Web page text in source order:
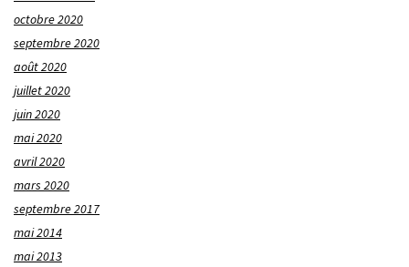
octobre 2020
septembre 2020
août 2020
juillet 2020
juin 2020
mai 2020
avril 2020
mars 2020
septembre 2017
mai 2014
mai 2013